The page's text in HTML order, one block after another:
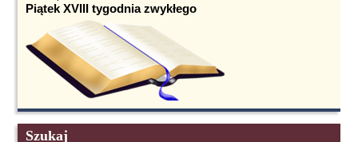
Piątek XVIII tygodnia zwykłego
Szukaj